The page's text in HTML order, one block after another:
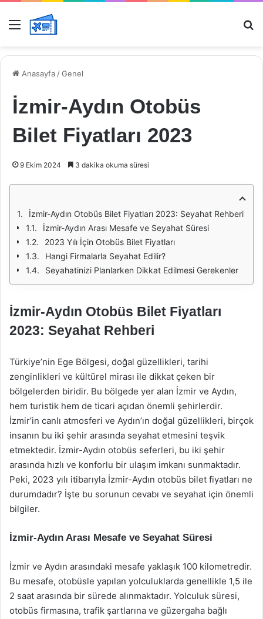
Menü
Anasayfa /Genel
İzmir-Aydın Otobüs
Bilet Fiyatları 2023
9 Ekim 2024 3 dakika okuma süresi
İzmir-Aydın Otobüs Bilet Fiyatları 2023: Seyahat Rehberi
İzmir-Aydın Arası Mesafe ve Seyahat Süresi
2023 Yılı İçin Otobüs Bilet Fiyatları
Hangi Firmalarla Seyahat Edilir?
Seyahatinizi Planlarken Dikkat Edilmesi Gerekenler
İzmir-Aydın Otobüs Bilet Fiyatları
2023: Seyahat Rehberi
Türkiye’nin Ege Bölgesi, doğal güzellikleri, tarihi
zenginlikleri ve kültürel mirası ile dikkat çeken bir
bölgelerden biridir. Bu bölgede yer alan İzmir ve Aydın,
hem turistik hem de ticari açıdan önemli şehirlerdir.
İzmir’in canlı atmosferi ve Aydın’ın doğal güzellikleri, birçok
insanın bu iki şehir arasında seyahat etmesini teşvik
etmektedir. İzmir-Aydın otobüs seferleri, bu iki şehir
arasında hızlı ve konforlu bir ulaşım imkanı sunmaktadır.
Peki, 2023 yılı itibarıyla İzmir-Aydın otobüs bilet fiyatları ne
durumdadır? İşte bu sorunun cevabı ve seyahat için önemli
bilgiler.
İzmir-Aydın Arası Mesafe ve Seyahat Süresi
İzmir ve Aydın arasındaki mesafe yaklaşık 100 kilometredir.
Bu mesafe, otobüsle yapılan yolculuklarda genellikle 1,5 ile
2 saat arasında bir sürede alınmaktadır. Yolculuk süresi,
otobüs firmasına, trafik şartlarına ve güzergaha bağlı